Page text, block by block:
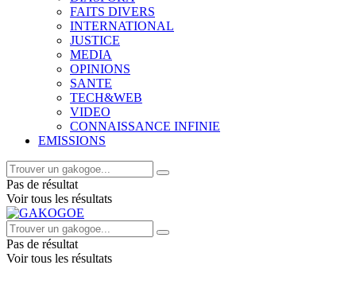
FAITS DIVERS
INTERNATIONAL
JUSTICE
MEDIA
OPINIONS
SANTE
TECH&WEB
VIDEO
CONNAISSANCE INFINIE
EMISSIONS
Pas de résultat
Voir tous les résultats
Pas de résultat
Voir tous les résultats